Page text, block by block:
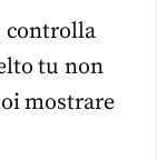
controlla
tu non
mostrare